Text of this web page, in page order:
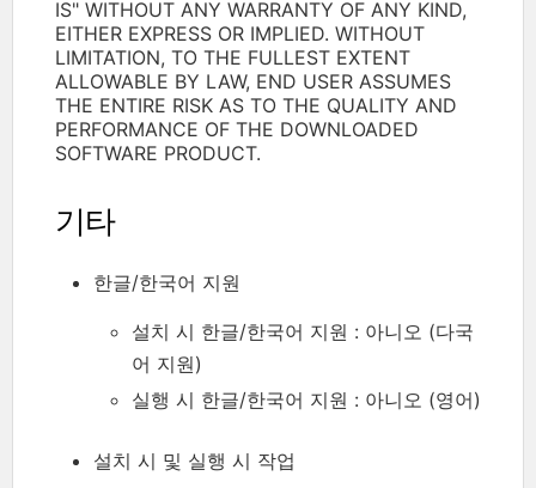
IS" WITHOUT ANY WARRANTY OF ANY KIND,
EITHER EXPRESS OR IMPLIED. WITHOUT
LIMITATION, TO THE FULLEST EXTENT
ALLOWABLE BY LAW, END USER ASSUMES
THE ENTIRE RISK AS TO THE QUALITY AND
PERFORMANCE OF THE DOWNLOADED
SOFTWARE PRODUCT.
기타
한글/한국어 지원
설치 시 한글/한국어 지원 : 아니오 (다국
어 지원)
실행 시 한글/한국어 지원 : 아니오 (영어)
설치 시 및 실행 시 작업